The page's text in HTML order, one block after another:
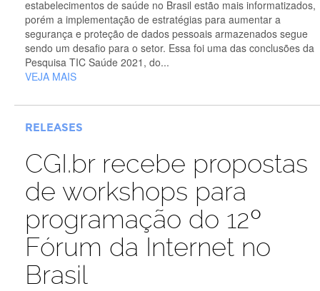
estabelecimentos de saúde no Brasil estão mais informatizados,
porém a implementação de estratégias para aumentar a
segurança e proteção de dados pessoais armazenados segue
sendo um desafio para o setor. Essa foi uma das conclusões da
Pesquisa TIC Saúde 2021, do...
VEJA MAIS
RELEASES
CGI.br recebe propostas
de workshops para
programação do 12º
Fórum da Internet no
Brasil